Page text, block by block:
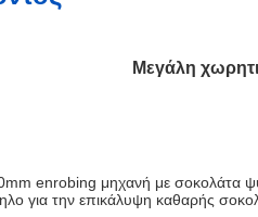
Μεγάλη
enrobing μηχανή με σοκολάτα
για την επικάλυψη καθαρής